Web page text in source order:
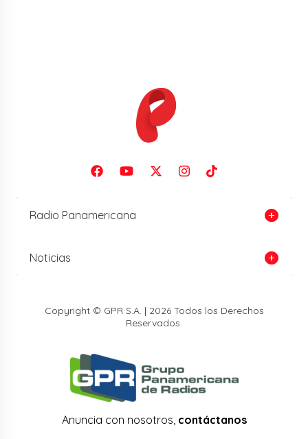
Radio Panamericana
Noticias
Copyright © GPR S.A. | 2026 Todos los Derechos
Reservados.
Anuncia con nosotros, contáctanos